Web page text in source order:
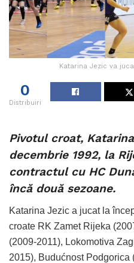
Katarina Jezic va
0
Distribuiri
Pivotul croat,
decembrie 1992, la
contractul cu HC
încă două sezoane.
Katarina Jezic a jucat la
croate RK Zamet Rijeka
(2009-2011), Lokomotiva
2015), Budućnost Podgorica